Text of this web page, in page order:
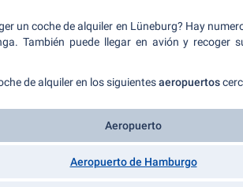
un coche de alquiler en Lüneburg? Hay
También puede llegar en avión y recoger
de alquiler en los siguientesaeropuertos
Aeropuerto
Aeropuerto de Hamburgo